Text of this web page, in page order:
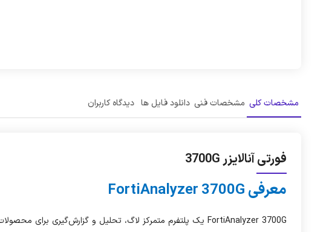
مشخصات کلی مشخصات فنی دانلود فایل ها دیدگاه کاربران
فورتی آنالایزر 3700G
معرفی FortiAnalyzer 3700G
FortiAnalyzer 3700G یک پلتفرم متمرکز لاگ، تحلیل و گزارش‌گیری برای